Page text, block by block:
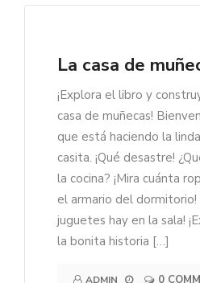
La casa de
¡Explora el libro y
casa de muñecas!
que está haciendo la
casita. ¡Qué desastre!
la cocina? ¡Mira cuánta
el armario del dormitorio!
juguetes hay en la sala!
la bonita historia […]
ADMIN 0